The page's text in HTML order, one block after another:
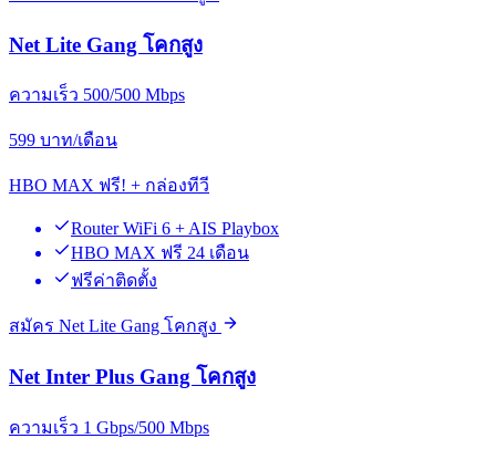
Net Lite Gang โคกสูง
ความเร็ว 500/500 Mbps
599 บาท/เดือน
HBO MAX ฟรี! + กล่องทีวี
Router WiFi 6 + AIS Playbox
HBO MAX ฟรี 24 เดือน
ฟรีค่าติดตั้ง
สมัคร Net Lite Gang โคกสูง
Net Inter Plus Gang โคกสูง
ความเร็ว 1 Gbps/500 Mbps